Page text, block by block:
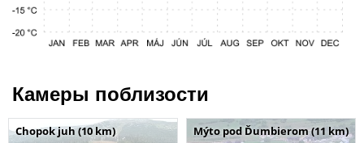
Камеры поблизости
Chopok juh (10 km) Mýto pod Ďumbierom (11 km)